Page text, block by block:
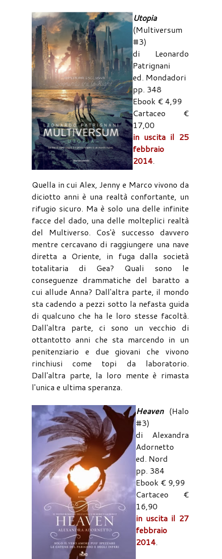
Utopia
(Multiversum
#3)
di Leonardo
Patrignani
ed. Mondadori
pp. 348
Ebook € 4,99
Cartaceo €
17,00
in uscita il 25
febbraio
2014.
Quella in cui Alex, Jenny e Marco vivono da
diciotto anni è una realtà confortante, un
rifugio sicuro. Ma è solo una delle infinite
facce del dado, una delle molteplici realtà
del Multiverso. Cos'è successo davvero
mentre cercavano di raggiungere una nave
diretta a Oriente, in fuga dalla società
totalitaria di Gea? Quali sono le
conseguenze drammatiche del baratto a
cui allude Anna? Dall'altra parte, il mondo
sta cadendo a pezzi sotto la nefasta guida
di qualcuno che ha le loro stesse facoltà.
Dall'altra parte, ci sono un vecchio di
ottantotto anni che sta marcendo in un
penitenziario e due giovani che vivono
rinchiusi come topi da laboratorio.
Dall'altra parte, la loro mente è rimasta
l'unica e ultima speranza.
Heaven(Halo
#3)
di Alexandra
Adornetto
ed. Nord
pp. 384
Ebook € 9,99
Cartaceo €
16,90
in uscita il 27
febbraio
2014.